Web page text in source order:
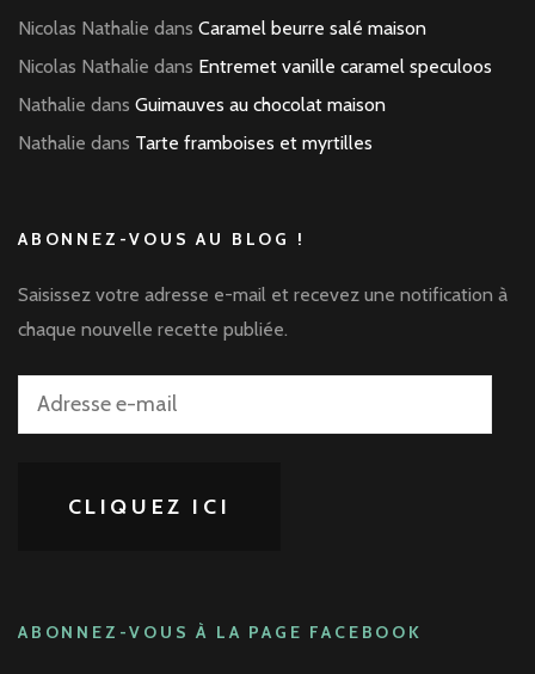
Nicolas Nathalie dans Caramel beurre salé maison
Nicolas Nathalie dans Entremet vanille caramel speculoos
Nathalie dans Guimauves au chocolat maison
Nathalie dans Tarte framboises et myrtilles
ABONNEZ-VOUS AU BLOG !
Saisissez votre adresse e-mail et recevez une notification à
chaque nouvelle recette publiée.
Adresse
CLIQUEZ ICI
ABONNEZ-VOUS À LA PAGE FACEBOOK